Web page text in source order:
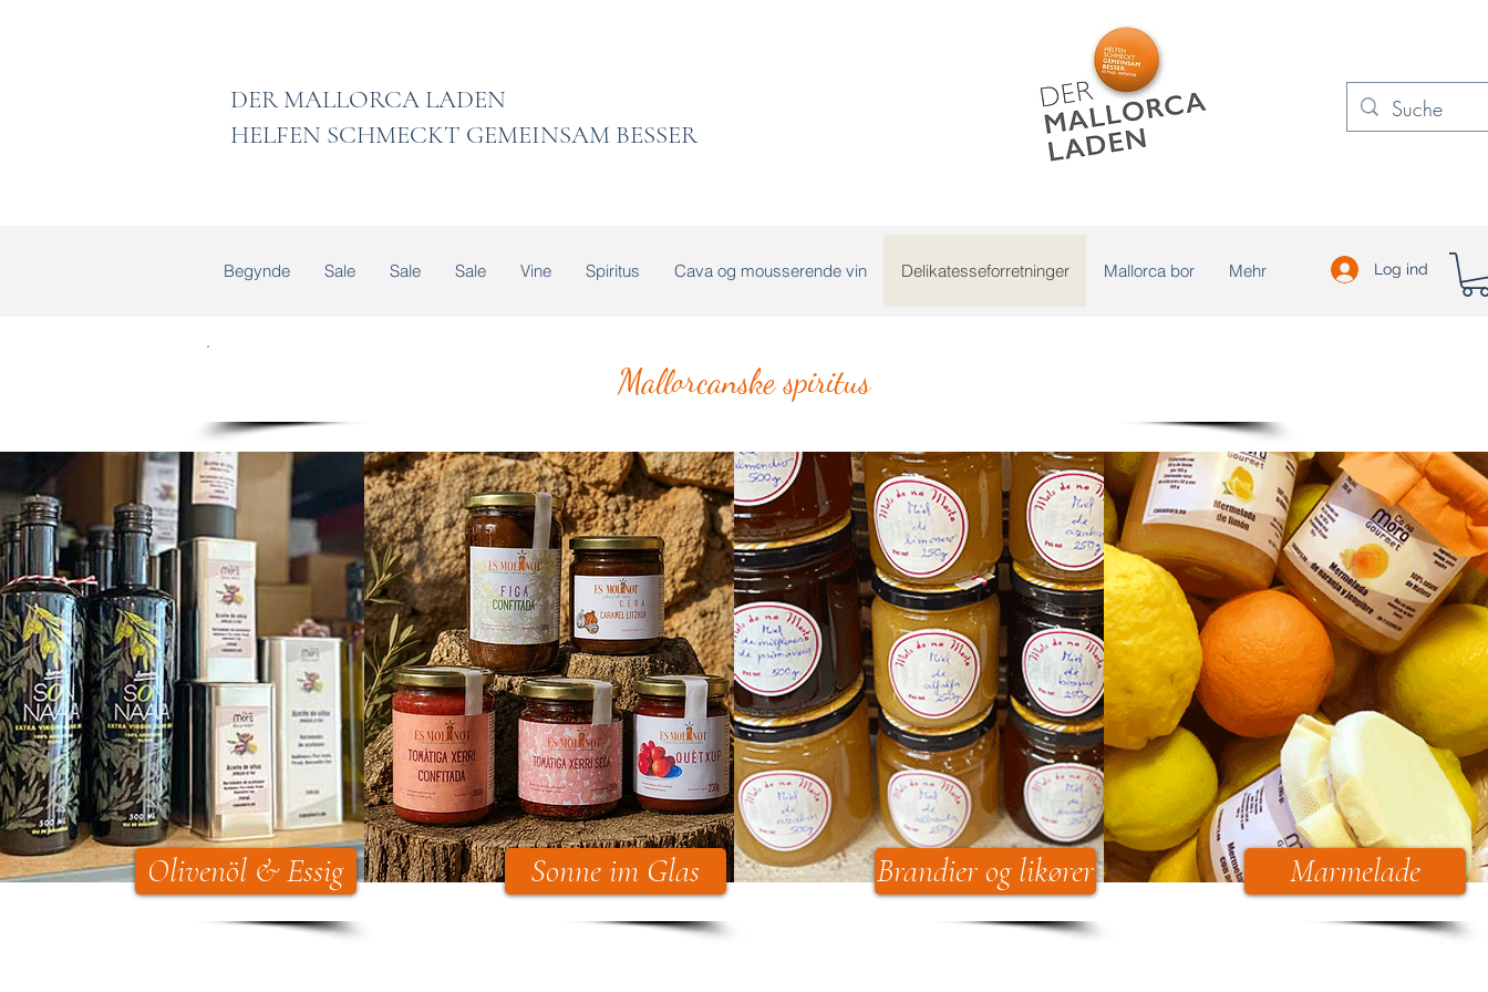
DER MALLORCA LADEN
HELFEN SCHMECKT GEMEINSAM BESSER
Begynde Sale Sale Sale Vine Spiritus Cava og mousserende vin Delikatesseforretninger Mallorca bor Mehr Log ind
Mallorcanske spiritus
Naturlige olivenolier, salte, gourmetmarmelade, ristet kartelkaffe og naturlig honning direkte fra øen
Olivenöl & Essig Sonne im Glas Brandier og likører Marmelade